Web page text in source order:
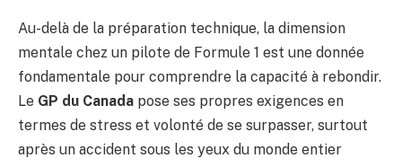
Au-delà de la préparation technique, la dimension
mentale chez un pilote de Formule 1 est une donnée
fondamentale pour comprendre la capacité à rebondir.
Le GP du Canada pose ses propres exigences en
termes de stress et volonté de se surpasser, surtout
après un accident sous les yeux du monde entier